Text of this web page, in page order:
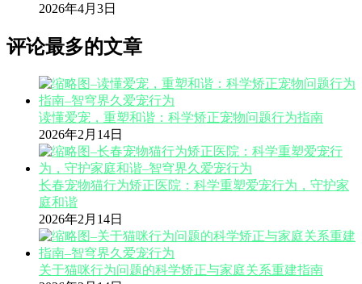
2026年4月3日
评论最多的文章
读懂爱宠，重塑和谐：科学矫正宠物问题行为指南
2026年2月14日
长春宠物猫行为矫正医院：科学重塑爱宠行为，守护家
庭和谐
2026年2月14日
关于猫咪行为问题的科学矫正与家庭关系重建指南